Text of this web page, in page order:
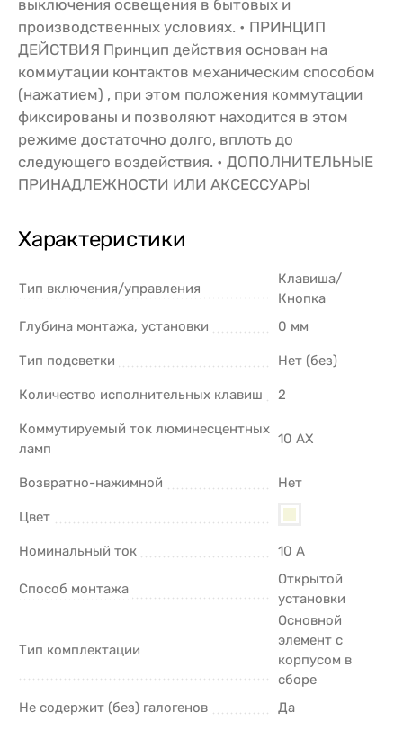
выключения освещения в бытовых и
производственных условиях. • ПРИНЦИП
ДЕЙСТВИЯ Принцип действия основан на
коммутации контактов механическим способом
(нажатием) , при этом положения коммутации
фиксированы и позволяют находится в этом
режиме достаточно долго, вплоть до
следующего воздействия. • ДОПОЛНИТЕЛЬНЫЕ
ПРИНАДЛЕЖНОСТИ ИЛИ АКСЕССУАРЫ
Характеристики
Тип включения/управления
Клавиша/
Кнопка
Глубина монтажа, установки
0 мм
Тип подсветки Нет (без)
Количество исполнительных клавиш 2
Коммутируемый ток люминесцентных
ламп
10 AX
Возвратно-нажимной Нет
Цвет
Номинальный ток 10 А
Способ монтажа
Открытой
установки
Тип комплектации
Основной
элемент с
корпусом в
сборе
Не содержит (без) галогенов
Да